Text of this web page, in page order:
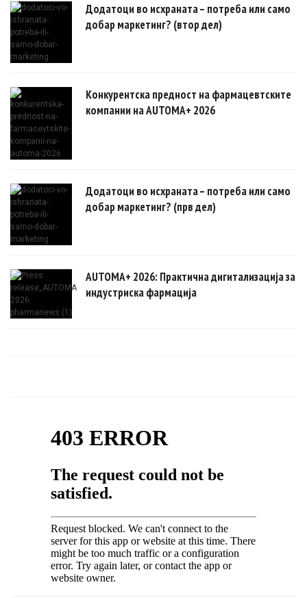
Додатоци во исхраната – потреба или само
добар маркетинг? (втор дел)
Конкурентска предност на фармацевтските
компании на AUTOMA+ 2026
Додатоци во исхраната – потреба или само
добар маркетинг? (прв дел)
AUTOMA+ 2026: Практична дигитализација за
индустриска фармација